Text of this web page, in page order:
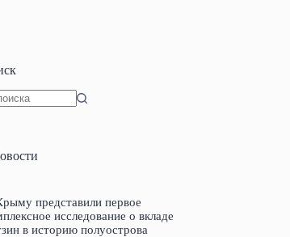
представили первое
исследование о вкладе
в историю полуострова